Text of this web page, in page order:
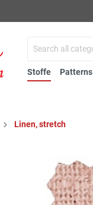
Stoffe Patterns
Linen, stretch